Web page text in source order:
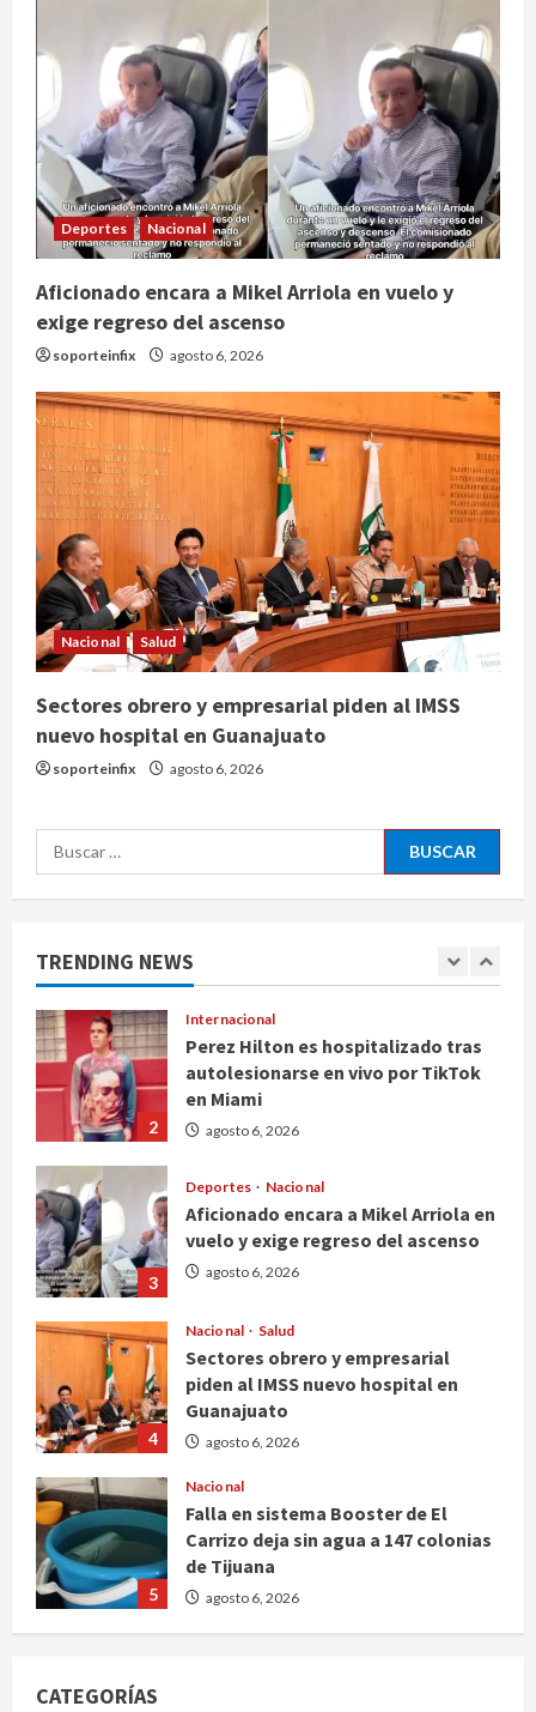
Deportes Nacional
Aficionado encara a Mikel Arriola en vuelo y
exige regreso del ascenso
soporteinfix agosto 6, 2026
Nacional Salud
Sectores obrero y empresarial piden al IMSS
nuevo hospital en Guanajuato
soporteinfix agosto 6, 2026
Buscar:
TRENDING NEWS
2
Internacional
Perez Hilton es hospitalizado tras
autolesionarse en vivo por TikTok
en Miami
agosto 6, 2026
3
Deportes
Aficionado encara a Mikel Arriola en
vuelo y exige regreso del ascenso
agosto 6, 2026
4
Nacional Salud
Sectores obrero y empresarial
piden al IMSS nuevo hospital en
Guanajuato
agosto 6, 2026
Nacional
Falla en sistema Booster de El
Carrizo deja sin agua a 147 colonias
1
2
Internacional
Perez Hilton es hospitalizado tras
autolesionarse en vivo por TikTok
en Miami
agosto 6, 2026
3
Deportes Nacional
Aficionado encara a Mikel Arriola en
vuelo y exige regreso del ascenso
agosto 6, 2026
4
Nacional Salud
Sectores obrero y empresarial
piden al IMSS nuevo hospital en
Guanajuato
agosto 6, 2026
5
Nacional
Falla en sistema Booster de El
Carrizo deja sin agua a 147 colonias
de Tijuana
agosto 6, 2026
CATEGORÍAS